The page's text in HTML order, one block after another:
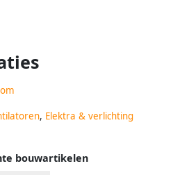
, Elektra & verlichting
bouwartikelen